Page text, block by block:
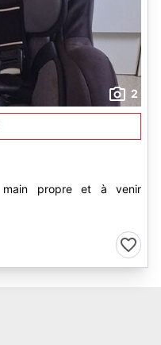
2
main propre et à venir